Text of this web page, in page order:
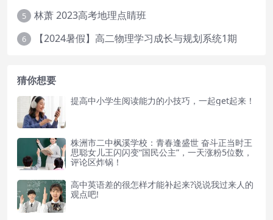
5 林萧 2023高考地理点睛班
6 【2024暑假】高二物理学习成长与规划系统1期
猜你想要
提高中小学生阅读能力的小技巧，一起get起来！
株洲市二中枫溪学校：青春逢盛世 奋斗正当时王
思聪女儿王闪闪变“国民公主”，一天涨粉5位数，
评论区炸锅！
高中英语差的很怎样才能补起来?说说我过来人的
观点吧!